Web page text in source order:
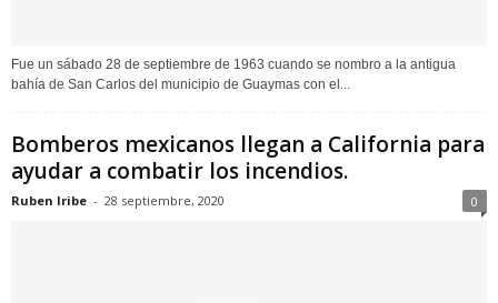
Fue un sábado 28 de septiembre de 1963 cuando se nombro a la antigua
bahía de San Carlos del municipio de Guaymas con el...
Bomberos mexicanos llegan a California para
ayudar a combatir los incendios.
Ruben Iribe - 28 septiembre, 2020 0